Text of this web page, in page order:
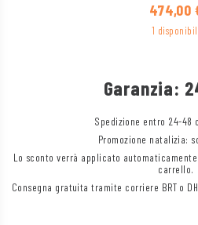
474,00
1
Garanzia:
Spedizione entro 24-48
Promozione natalizia:
Lo sconto verrà applicato
carrello.
Consegna gratuita tramite corriere BRT o